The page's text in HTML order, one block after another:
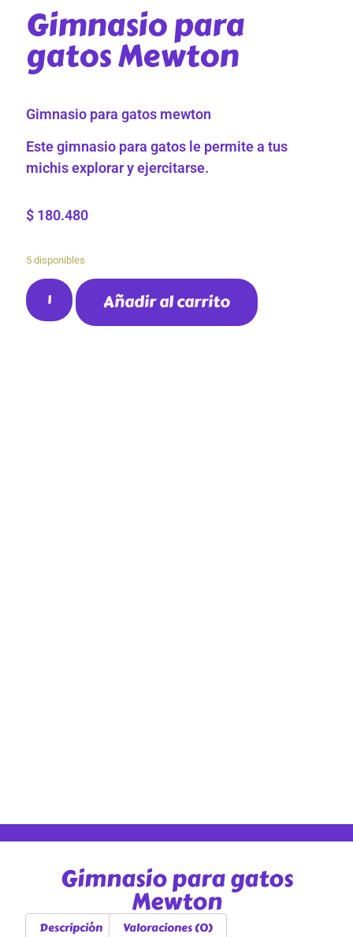
Gimnasio para
gatos Mewton
Gimnasio para gatos mewton
Este gimnasio para gatos le permite a tus
michis explorar y ejercitarse.
$ 180.480
5 disponibles
Añadir al carrito
Gimnasio para gatos
Mewton
Descripción Valoraciones (0)